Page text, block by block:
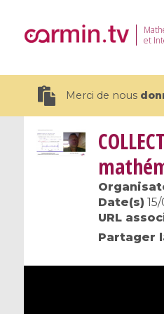
et
Merci de nous
CEMRACS 2026 :
for Environmental
Date(s)
URL
Partager